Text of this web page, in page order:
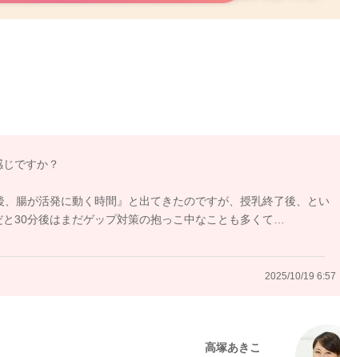
んを寝かせたまま膝を曲げて蹲踞の姿勢（いわゆるウンチング
間を増やすという方法も、便秘には有効かと思いますので、よ
。もし、いろいろお試しいただいてもうんちがなかなか出なか
き戻しがやはり多いなどがあれば、一度小児科でご相談なさっ
ですか？
腸が活発に動く時間』と出てきたのですが、授乳終了後、とい
30分後はまだゲップ対策の抱っこ中なことも多くて…
2025/10/19 6:57
高塚あきこ